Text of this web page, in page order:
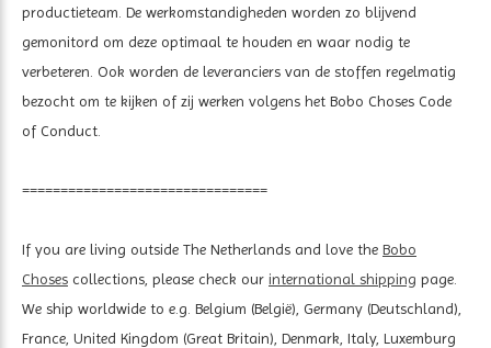
productieteam. De werkomstandigheden worden zo blijvend
gemonitord om deze optimaal te houden en waar nodig te
verbeteren. Ook worden de leveranciers van de stoffen regelmatig
bezocht om te kijken of zij werken volgens het Bobo Choses Code
of Conduct.
================================
If you are living outside The Netherlands and love the Bobo
Choses collections, please check our international shipping page.
We ship worldwide to e.g. Belgium (België), Germany (Deutschland),
France, United Kingdom (Great Britain), Denmark, Italy, Luxemburg